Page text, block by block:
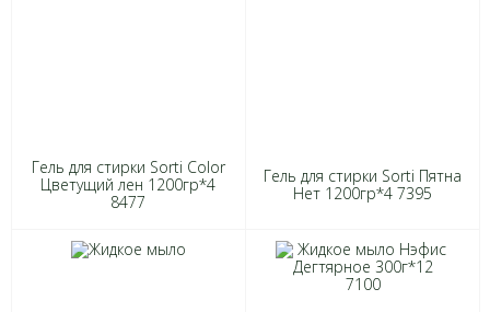
Гель для стирки Sorti Color
Цветущий лен 1200гр*4
8477
Гель для стирки Sorti Пятна
Нет 1200гр*4 7395